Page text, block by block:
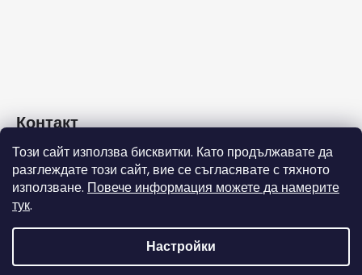
Този сайт използва бисквитки. Като продължавате да
разглеждате този сайт, вие се съгласявате с тяхното
използване. Повече информация можете да намерите
тук.
Настройки
Контакт
info@ nashezdrave.eu
+359 889715815